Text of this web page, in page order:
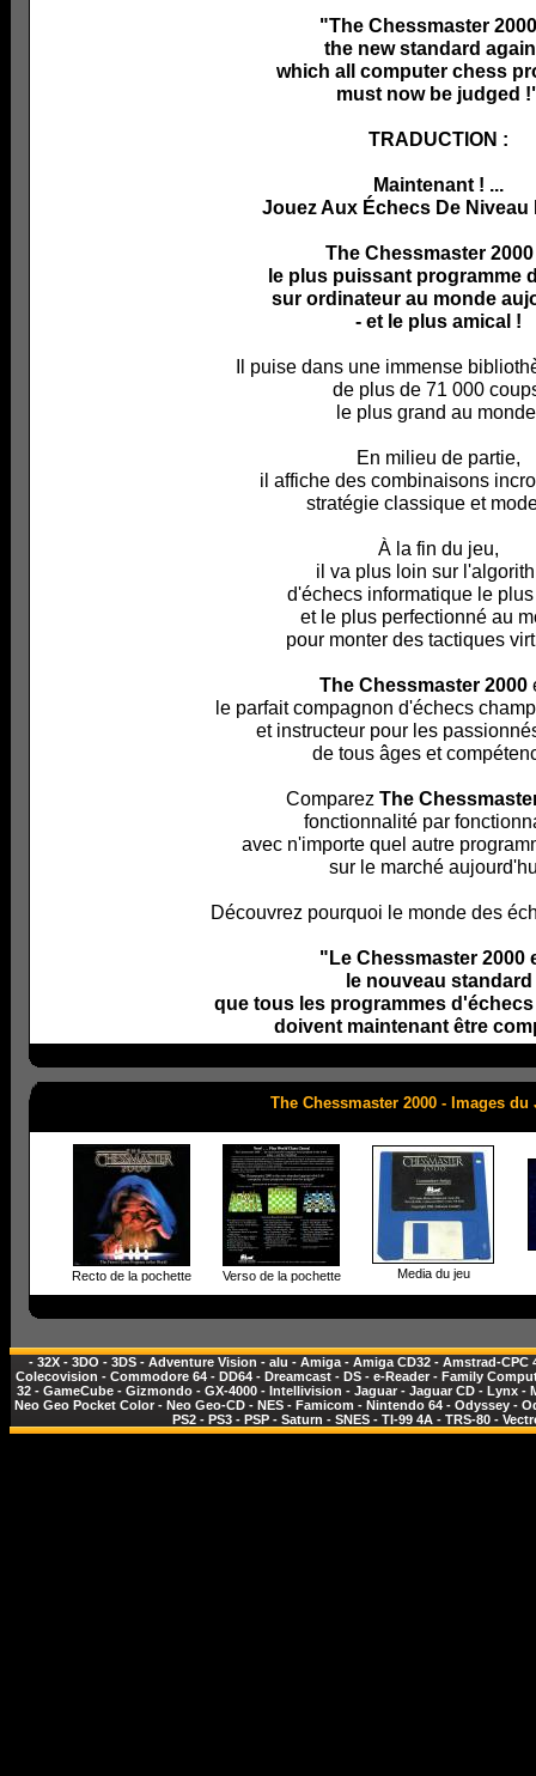
"The Chessmaster
the new standard
which all computer chess
must now be judged
TRADUCTION :
Maintenant ! ...
Jouez Aux Échecs De Niveau
The Chessmaster 2000
le plus puissant programme
sur ordinateur au monde
- et le plus amical !
Il puise dans une immense
de plus de 71 000
le plus grand au
En milieu de partie,
il affiche des combinaisons
stratégie classique et
À la fin du jeu,
il va plus loin sur
d'échecs informatique le
et le plus perfectionné au
pour monter des tactiques
The Chessmaster 2000
le parfait compagnon d'échecs
et instructeur pour les
de tous âges et
Comparez The
fonctionnalité par
avec n'importe quel autre
sur le marché
Découvrez pourquoi le monde des
"Le Chessmaster 2000
le nouveau standard
que tous les programmes
doivent maintenant être
The Chessmaster 2000 - Images du
Recto de la pochette Verso de la pochette Media du jeu
- 32X - 3DO - 3DS - Adventure Vision - alu - Amiga - Amiga CD32 - Amstrad-CPC
Colecovision - Commodore 64- DD64- Dreamcast- DS- e-Reader- Family
32 - GameCube - Gizmondo - GX-4000 - Intellivision - Jaguar - Jaguar CD - Lynx -
Neo Geo Pocket Color - Neo Geo-CD - NES - Famicom - Nintendo 64 - Odyssey -
PS2 - PS3 - PSP - Saturn - SNES - TI-99 4A - TRS-80 -